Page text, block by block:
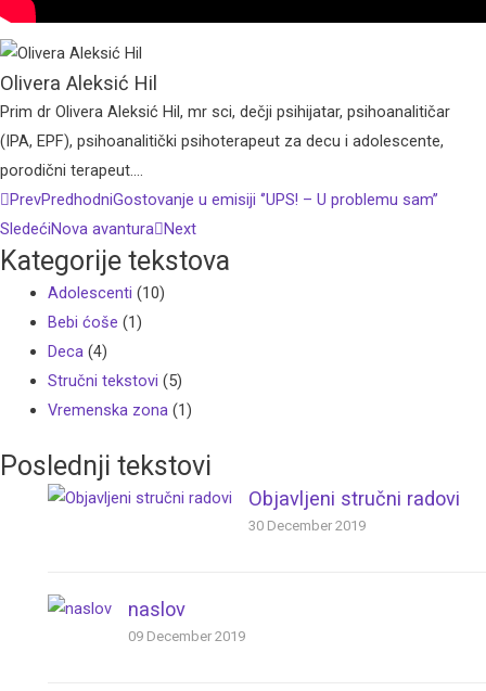
Olivera Aleksić Hil
Prim dr Olivera Aleksić Hil, mr sci, dečji psihijatar, psihoanalitičar
(IPA, EPF), psihoanalitički psihoterapeut za decu i adolescente,
porodični terapeut....
PrevPredhodniGostovanje u emisiji ‘’UPS! – U problemu sam’’
SledećiNova avantura Next
Kategorije tekstova
Adolescenti (10)
Bebi ćoše (1)
Deca(4)
Stručni tekstovi (5)
Vremenska zona(1)
Poslednji tekstovi
Objavljeni stručni radovi
30 December 2019
naslov
09 December 2019